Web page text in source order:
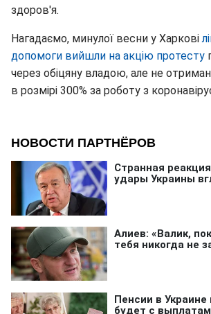
здоров'я.
Нагадаємо, минулої весни у Харкові
допомоги вийшли на акцію протесту
через обіцяну владою, але не
в розмірі 300% за роботу з